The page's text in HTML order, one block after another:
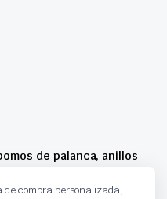
de palanca, anillos
compra personalizada,